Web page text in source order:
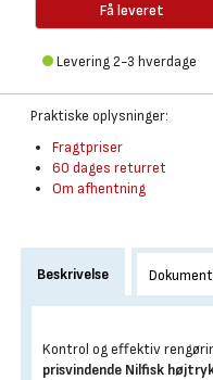
Få leveret
Levering 2-3 hverdage
Praktiske oplysninger:
Fragtpriser
60 dages returret
Om afhentning
Beskrivelse
Kontrol og effektiv
prisvindende Nilfisk